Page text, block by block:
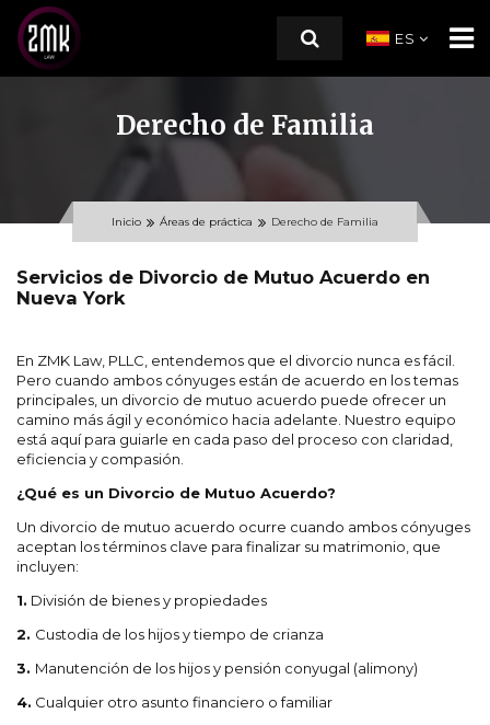
ES
SOBRE NOSOTROS
Ley de Inmigración
RECURSOS
CONTACTO
Derecho de Familia
Inicio Áreas de práctica Derecho de Familia
Servicios de Divorcio de Mutuo Acuerdo en
Nueva York
En ZMK Law, PLLC, entendemos que el divorcio nunca es fácil.
Pero cuando ambos cónyuges están de acuerdo en los temas
principales, un divorcio de mutuo acuerdo puede ofrecer un
camino más ágil y económico hacia adelante. Nuestro equipo
está aquí para guiarle en cada paso del proceso con claridad,
eficiencia y compasión.
¿Qué es un Divorcio de Mutuo Acuerdo?
Un divorcio de mutuo acuerdo ocurre cuando ambos cónyuges
aceptan los términos clave para finalizar su matrimonio, que
incluyen:
1. División de bienes y propiedades
2. Custodia de los hijos y tiempo de crianza
3. Manutención de los hijos y pensión conyugal (alimony)
4. Cualquier otro asunto financiero o familiar